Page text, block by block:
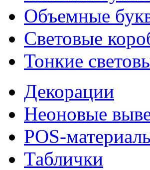
Объемные
Световые
Тонкие
Декорации
Неоновые
POS-
Таблички